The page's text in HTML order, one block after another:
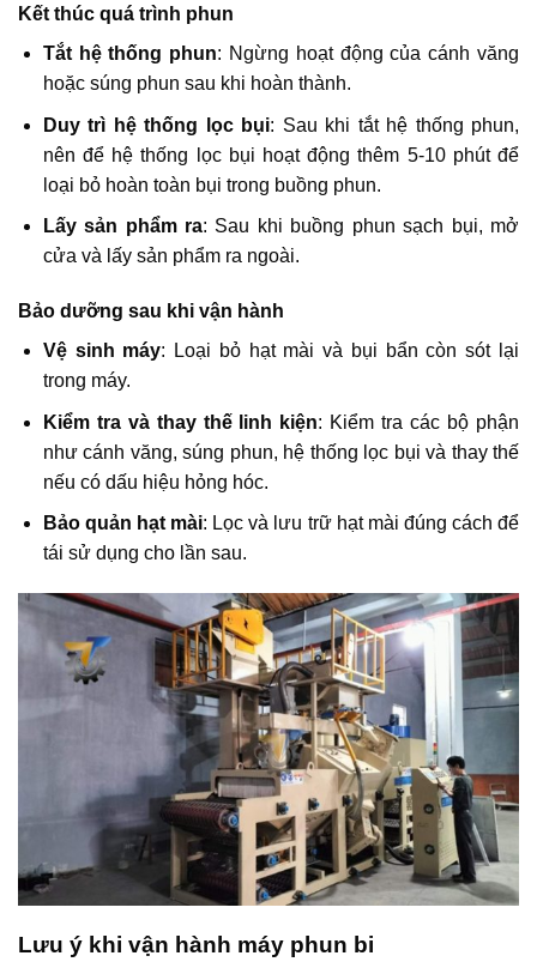
Kết thúc quá trình phun
Tắt hệ thống phun: Ngừng hoạt động của cánh văng
hoặc súng phun sau khi hoàn thành.​
Duy trì hệ thống lọc bụi: Sau khi tắt hệ thống phun,
nên để hệ thống lọc bụi hoạt động thêm 5-10 phút để
loại bỏ hoàn toàn bụi trong buồng phun.​
Lấy sản phẩm ra: Sau khi buồng phun sạch bụi, mở
cửa và lấy sản phẩm ra ngoài.​
Bảo dưỡng sau khi vận hành
Vệ sinh máy: Loại bỏ hạt mài và bụi bẩn còn sót lại
trong máy.​
Kiểm tra và thay thế linh kiện: Kiểm tra các bộ phận
như cánh văng, súng phun, hệ thống lọc bụi và thay thế
nếu có dấu hiệu hỏng hóc.​
Bảo quản hạt mài: Lọc và lưu trữ hạt mài đúng cách để
tái sử dụng cho lần sau.​
Lưu ý khi vận hành máy phun bi